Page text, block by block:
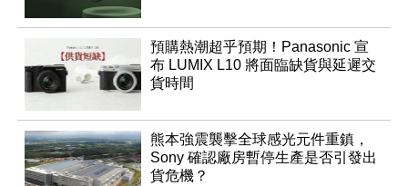
預購熱潮超乎預期！Panasonic 宣
布 LUMIX L10 將面臨缺貨與延遲交
貨時間
熊本強震襲擊全球感光元件重鎮，
Sony 確認廠房暫停生產是否引發出
貨危機？